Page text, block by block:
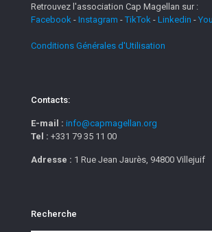
Retrouvez l'association Cap Magellan sur :
Facebook - Instagram -TikTok - Linkedin -
Conditions Générales d'Utilisation
Contacts:
E-mail : info@capmagellan.org
Tel : +331 79 35 11 00
Adresse : 1 Rue Jean Jaurès, 94800 Villejuif
Recherche